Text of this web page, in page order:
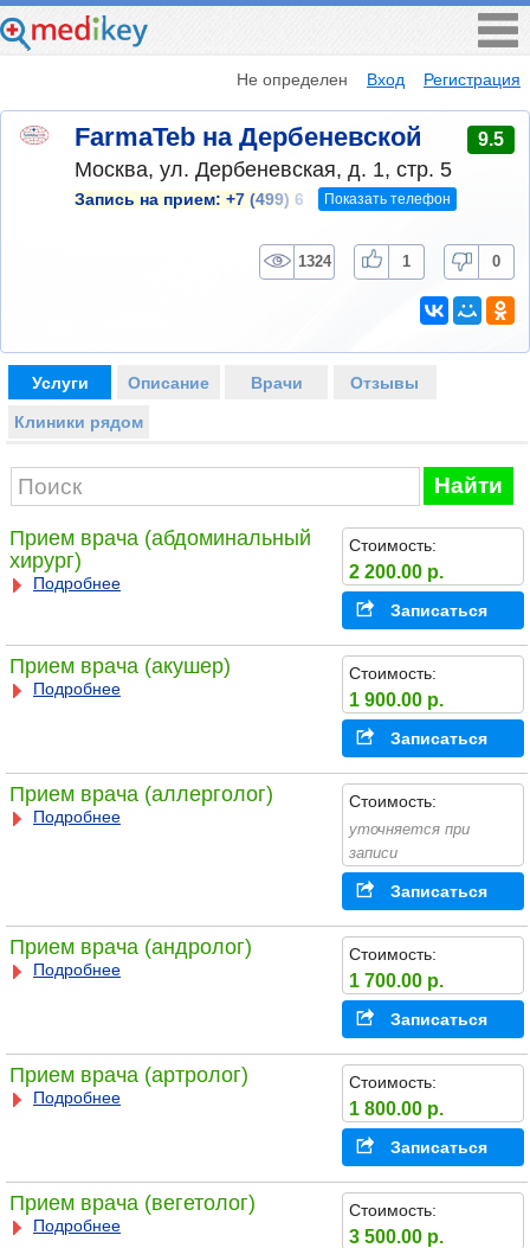
Не определен Вход Регистрация
FarmaTeb на Дербеневской 9.5
Москва, ул. Дербеневская, д. 1, стр. 5
Запись на прием: +7 (499) 6 Показать телефон
1324 1 0
Услуги Описание Врачи Отзывы
Клиники рядом
Найти
Прием врача (абдоминальный
хирург)
Подробнее
Стоимость:
2 200.00 р.
Записаться
Прием врача (акушер)
Подробнее
Стоимость:
1 900.00 р.
Записаться
Прием врача (аллерголог)
Подробнее
Стоимость:
уточняется при
записи
Записаться
Прием врача (андролог)
Подробнее
Стоимость:
1 700.00 р.
Записаться
Прием врача (артролог)
Подробнее
Стоимость:
1 800.00 р.
Записаться
Прием врача (вегетолог)
Подробнее
Стоимость:
3 500.00 р.